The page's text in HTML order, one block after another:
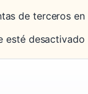
de terceros
esté